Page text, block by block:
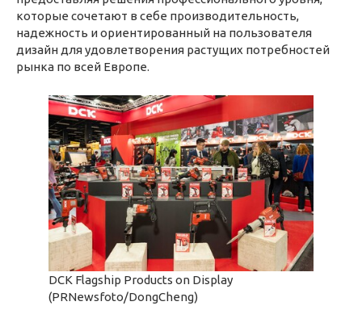
которые сочетают в себе производительность,
надежность и ориентированный на пользователя
дизайн для удовлетворения растущих потребностей
рынка по всей Европе.
DCK Flagship Products on Display
(PRNewsfoto/DongCheng)